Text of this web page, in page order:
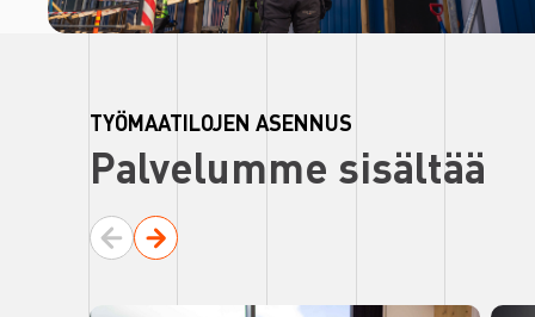
TYÖMAATILOJEN ASENNUS
Palvelumme sisältää